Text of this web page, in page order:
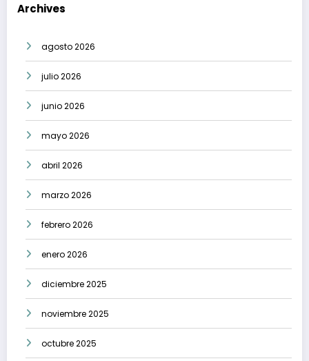
Archives
agosto 2026
julio 2026
junio 2026
mayo 2026
abril 2026
marzo 2026
febrero 2026
enero 2026
diciembre 2025
noviembre 2025
octubre 2025